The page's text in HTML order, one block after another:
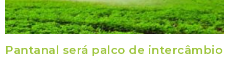
Pantanal será palco de intercâmbio